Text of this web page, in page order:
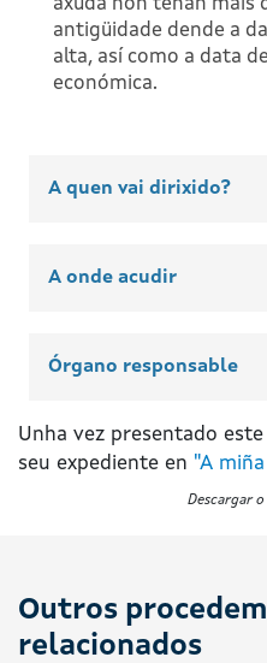
axuda non teñan máis
antigüidade dende a
alta, así como a data
económica.
A quen vai dirixido?
A onde acudir
Órgano responsable
Unha vez presentado
seu expediente en "A
Descargar
Outros
relacionados